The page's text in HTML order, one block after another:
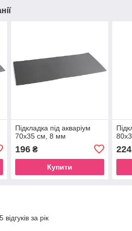
Підкладка під акваріум
70х35 см, 8 мм
196₴
Купити
224
за рік